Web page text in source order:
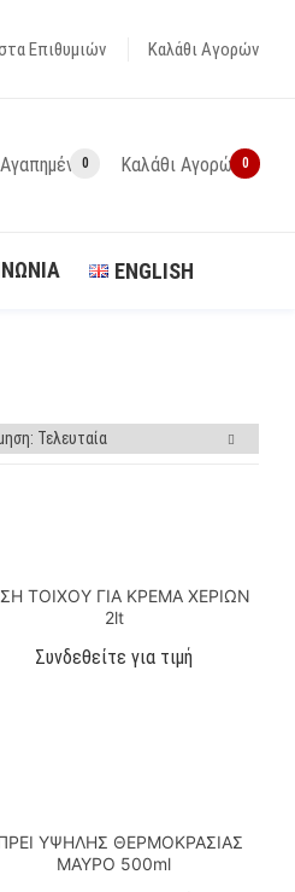
Επιθυμιών Καλάθι Αγορών
to the desired page. Touch device
0
Αγαπημένα 0
Καλάθι Αγορών
ENGLISH
ΤΟΙΧΟΥ ΓΙΑ ΚΡΕΜΑ ΧΕΡΙΩΝ
2lt
Συνδεθείτε για τιμή
ΥΨΗΛΗΣ ΘΕΡΜΟΚΡΑΣΙΑΣ
ΜΑΥΡΟ 500ml